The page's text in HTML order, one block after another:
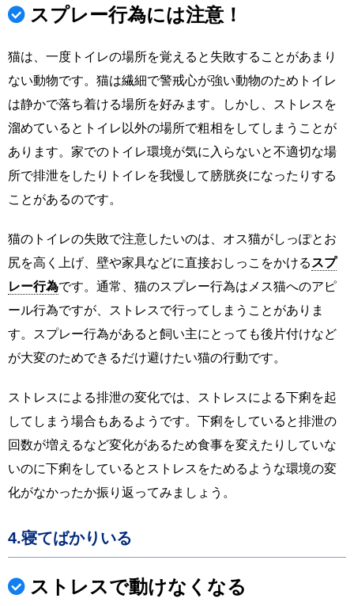
スプレー行為には注意！
猫は、一度トイレの場所を覚えると失敗することがあまり
ない動物です。猫は繊細で警戒心が強い動物のためトイレ
は静かで落ち着ける場所を好みます。しかし、ストレスを
溜めているとトイレ以外の場所で粗相をしてしまうことが
あります。家でのトイレ環境が気に入らないと不適切な場
所で排泄をしたりトイレを我慢して膀胱炎になったりする
ことがあるのです。
猫のトイレの失敗で注意したいのは、オス猫がしっぽとお
尻を高く上げ、壁や家具などに直接おしっこをかけるスプ
レー行為です。通常、猫のスプレー行為はメス猫へのアピ
ール行為ですが、ストレスで行ってしまうことがありま
す。スプレー行為があると飼い主にとっても後片付けなど
が大変のためできるだけ避けたい猫の行動です。
ストレスによる排泄の変化では、ストレスによる下痢を起
してしまう場合もあるようです。下痢をしていると排泄の
回数が増えるなど変化があるため食事を変えたりしていな
いのに下痢をしているとストレスをためるような環境の変
化がなかったか振り返ってみましょう。
4.寝てばかりいる
ストレスで動けなくなる